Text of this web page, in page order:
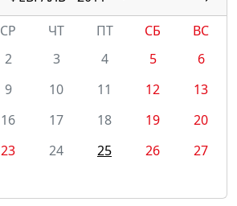
СР ЧТ ПТ СБ
ВС
2 3 4 5
6
9 10 11 12
13
16 17 18 19
20
23 24 25 26
27